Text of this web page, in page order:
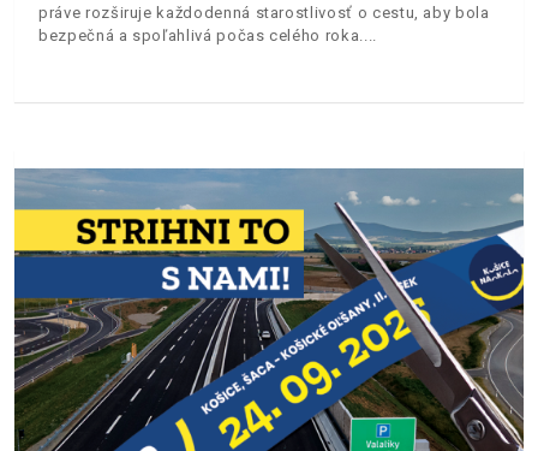
práve rozširuje každodenná starostlivosť o cestu, aby bola
bezpečná a spoľahlivá počas celého roka.